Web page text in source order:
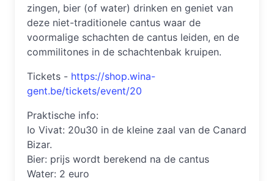
zingen, bier (of water) drinken en geniet van
deze niet-traditionele cantus waar de
voormalige schachten de cantus leiden, en de
commilitones in de schachtenbak kruipen.
Tickets - https://shop.wina-
gent.be/tickets/event/20
Praktische info:
Io Vivat: 20u30 in de kleine zaal van de Canard
Bizar.
Bier: prijs wordt berekend na de cantus
Water: 2 euro